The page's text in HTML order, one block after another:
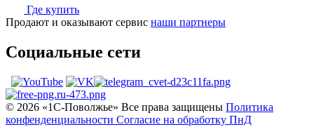
Где купить
Продают и оказывают сервис наши партнеры
Социальные сети
© 2026 «1С‑Поволжье» Все права защищены Политика
конфенденциальности Согласие на обработку ПнД